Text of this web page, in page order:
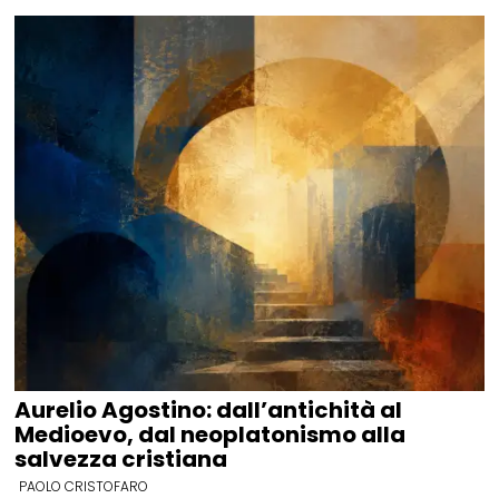
Aurelio Agostino: dall’antichità al
Medioevo, dal neoplatonismo alla
salvezza cristiana
PAOLO CRISTOFARO